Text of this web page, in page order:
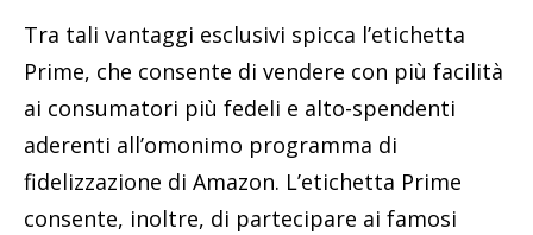
Tra tali vantaggi esclusivi spicca l’etichetta
Prime, che consente di vendere con più facilità
ai consumatori più fedeli e alto-spendenti
aderenti all’omonimo programma di
fidelizzazione di Amazon. L’etichetta Prime
consente, inoltre, di partecipare ai famosi